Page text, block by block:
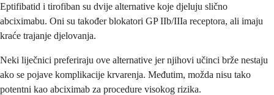
Eptifibatid i tirofiban su dvije alternative koje djeluju slično
abciximabu. Oni su također blokatori GP IIb/IIIa receptora, ali imaju
kraće trajanje djelovanja.
Neki liječnici preferiraju ove alternative jer njihovi učinci brže nestaju
ako se pojave komplikacije krvarenja. Međutim, možda nisu tako
potentni kao abciximab za procedure visokog rizika.